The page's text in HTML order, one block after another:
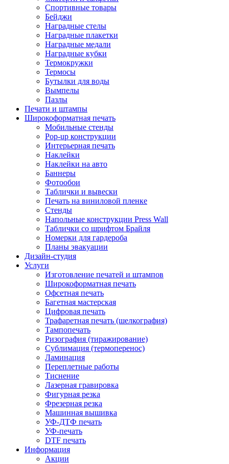
Спортивные товары
Бейджи
Наградные стелы
Наградные плакетки
Наградные медали
Наградные кубки
Термокружки
Термосы
Бутылки для воды
Вымпелы
Пазлы
Печати и штампы
Широкоформатная печать
Мобильные стенды
Pop-up конструкции
Интерьерная печать
Наклейки
Наклейки на авто
Баннеры
Фотообои
Таблички и вывески
Печать на виниловой пленке
Стенды
Напольные конструкции Press Wall
Таблички со шрифтом Брайля
Номерки для гардероба
Планы эвакуации
Дизайн-студия
Услуги
Изготовление печатей и штампов
Широкоформатная печать
Офсетная печать
Багетная мастерская
Цифровая печать
Трафаретная печать (шелкография)
Тампопечать
Ризография (тиражирование)
Сублимация (термоперенос)
Ламинация
Переплетные работы
Тиснение
Лазерная гравировка
Фигурная резка
Фрезерная резка
Машинная вышивка
УФ-ДТФ печать
УФ-печать
DTF печать
Информация
Акции